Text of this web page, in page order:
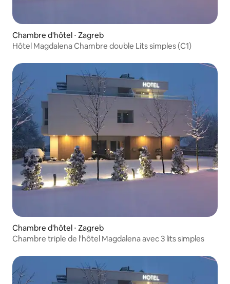
Chambre d'hôtel ⋅ Zagreb
Hôtel Magdalena Chambre double Lits simples (C1)
Chambre d'hôtel ⋅ Zagreb
Chambre triple de l'hôtel Magdalena avec 3 lits simples